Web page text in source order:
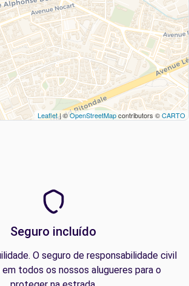
Leaflet| ©OpenStreetMapcontributors ©CARTO
Seguro incluído
O seguro de responsabilidade civil
todos os nossos alugueres para o